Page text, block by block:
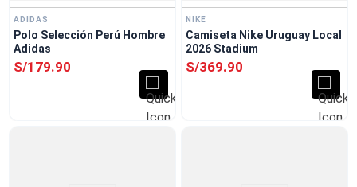
ADIDAS
Polo Selección Perú Hombre
Adidas
S/179.90
NIKE
Camiseta Nike Uruguay Local
2026 Stadium
S/369.90